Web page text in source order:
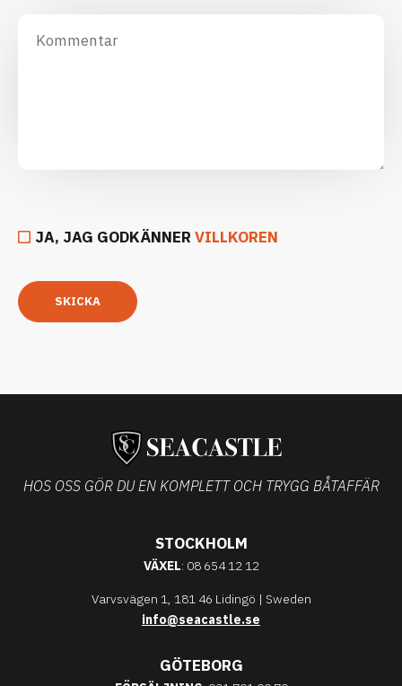
JA, JAG GODKÄNNER VILLKOREN
SKICKA
HOS OSS GÖR DU EN KOMPLETT OCH TRYGG BÅTAFFÄR
STOCKHOLM
VÄXEL: 08 654 12 12
Varvsvägen 1, 181 46 Lidingö | Sweden
info@seacastle.se
GÖTEBORG